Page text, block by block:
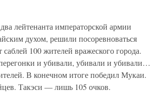
лейтенанта императорской армии
духом, решили посоревноваться
100 жителей вражеского города.
и убивали, убивали и убивали…
В конечном итоге победил Мукаи.
Такэси — лишь 105 очков.